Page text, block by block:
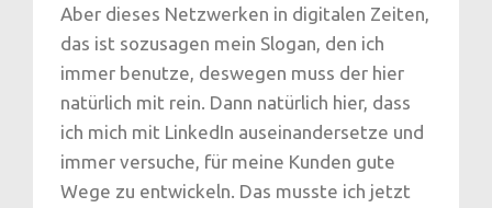
Aber dieses Netzwerken in digitalen Zeiten,
das ist sozusagen mein Slogan, den ich
immer benutze, deswegen muss der hier
natürlich mit rein. Dann natürlich hier, dass
ich mich mit LinkedIn auseinandersetze und
immer versuche, für meine Kunden gute
Wege zu entwickeln. Das musste ich jetzt